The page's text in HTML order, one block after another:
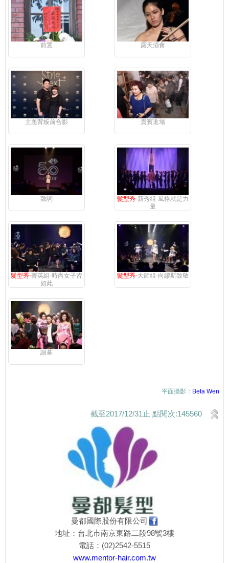
前置 露天酒會
主題背板前合影 貴賓進場
致詞 髮型秀-新秀組-風格就是力
量
髮型秀-菁英組-時尚女子皆
如此
髮型秀-大師組-向繆斯致敬
謝幕
平面攝影： Beta Wen
截至2017/12/31止 點閱次:145560
曼都國際股份有限公司
地址：台北市南京東路二段98號3樓
電話：(02)2542-5515
www.mentor-hair.com.tw